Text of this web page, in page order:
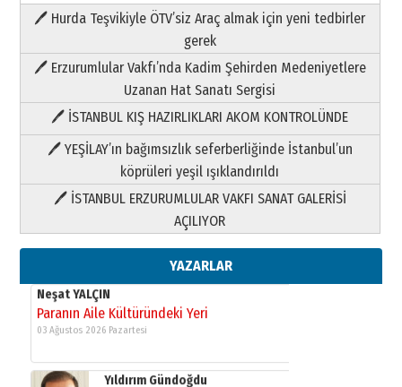
🖊 Hurda Teşvikiyle ÖTV’siz Araç almak için yeni tedbirler
gerek
🖊 Erzurumlular Vakfı’nda Kadim Şehirden Medeniyetlere
Uzanan Hat Sanatı Sergisi
🖊 İSTANBUL KIŞ HAZIRLIKLARI AKOM KONTROLÜNDE
🖊 YEŞİLAY’ın bağımsızlık seferberliğinde İstanbul’un
köprüleri yeşil ışıklandırıldı
🖊 İSTANBUL ERZURUMLULAR VAKFI SANAT GALERİSİ
AÇILIYOR
YAZARLAR
Paranın Aile Kültüründeki Yeri
03 Ağustos 2026 Pazartesi
Yıldırım Gündoğdu
HAVVA’NIN ÜÇ KIZI
09 Temmuz 2026 Perşembe
Yusuf POLAT
Şampiyonluk Sebahattin Şirin’e
11 Mayıs 2026 Pazartesi
Neşat YALÇIN
Paranın Aile Kültüründeki Yeri
03 Ağustos 2026 Pazartesi
Yıldırım Gündoğdu